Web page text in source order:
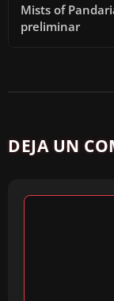
Mists of
preliminar
DEJA UN